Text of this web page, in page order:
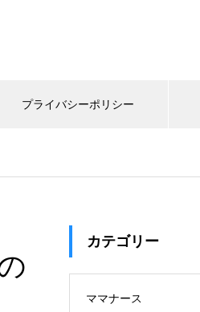
プライバシーポリシー
カテゴリー
ママナース